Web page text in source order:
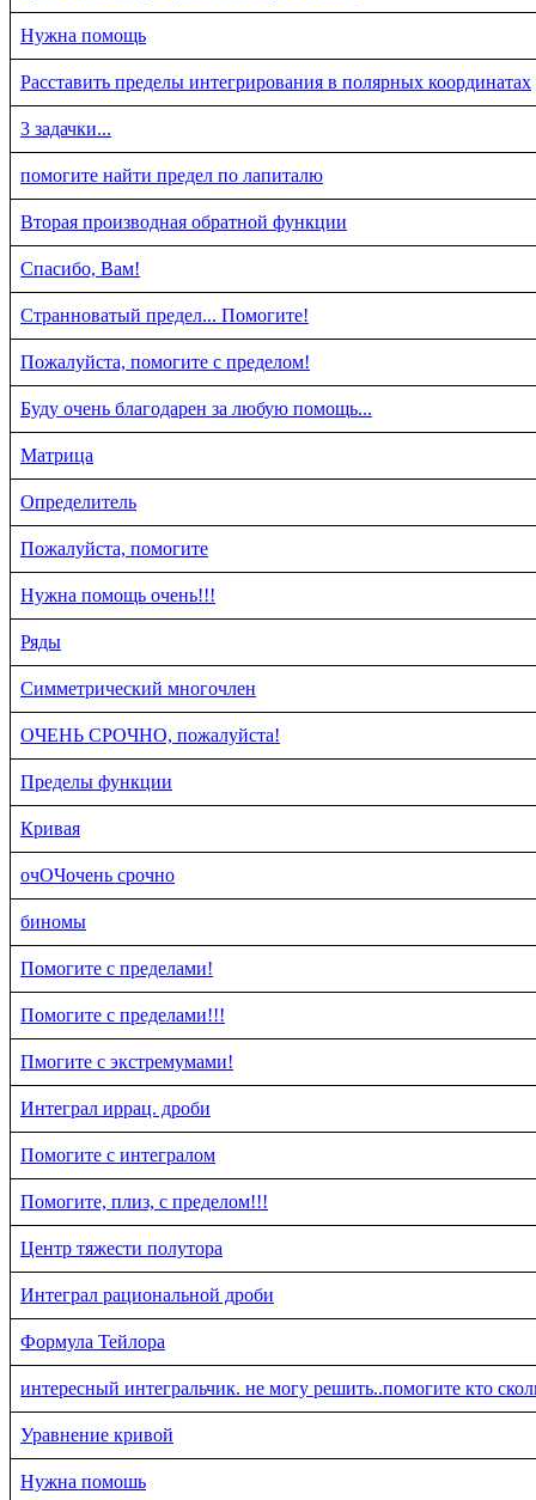
Нужна помощь
Расставить пределы интегрирования в полярных координатах
3 задачки...
помогите найти предел по лапиталю
Вторая производная обратной функции
Спасибо, Вам!
Странноватый предел... Помогите!
Пожалуйста, помогите с пределом!
Буду очень благодарен за любую помощь...
Матрица
Определитель
Пожалуйста, помогите
Нужна помощь очень!!!
Ряды
Симметрический многочлен
ОЧЕНЬ СРОЧНО, пожалуйста!
Пределы функции
Кривая
очОЧочень срочно
биномы
Помогите с пределами!
Помогите с пределами!!!
Пмогите с экстремумами!
Интеграл иррац. дроби
Помогите с интегралом
Помогите, плиз, с пределом!!!
Центр тяжести полутора
Интеграл рациональной дроби
Формула Тейлора
интересный интегральчик. не могу решить..помогите кто
Уравнение кривой
Нужна помошь